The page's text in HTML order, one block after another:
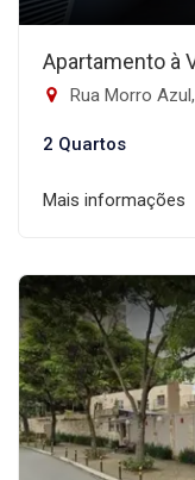
Apartamento à
Rua Morro
2 Quartos
Mais informações